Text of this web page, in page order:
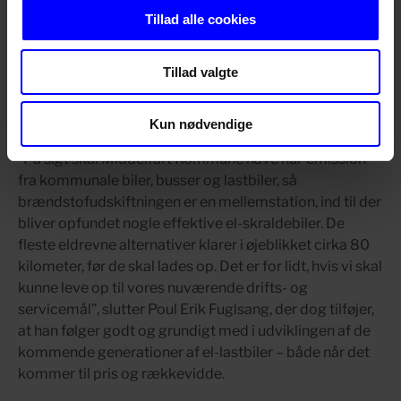
Tillad alle cookies
Tillad valgte
Kun nødvendige
Det nye brændstof er en mellemstation på vejen til nul-
fremtiden bliver elektronisk – også inden for
renovationsdriften. El-skraldebiler har imidlertid stadig
en så begrænset aktionsradius, at de ikke rigtig passer
ind i de daglige krav.
”På sigt skal Middelfart Kommune have nul-emission
fra kommunale biler, busser og lastbiler, så
brændstofudskiftningen er en mellemstation, ind til der
bliver opfundet nogle effektive el-skraldebiler. De
fleste eldrevne alternativer klarer i øjeblikket cirka 80
kilometer, før de skal lades op. Det er for lidt, hvis vi skal
kunne leve op til vores nuværende drifts- og
servicemål”, slutter Poul Erik Fuglsang, der dog tilføjer,
at han følger godt og grundigt med i udviklingen af de
kommende generationer af el-lastbiler – både når det
kommer til pris og rækkevidde.